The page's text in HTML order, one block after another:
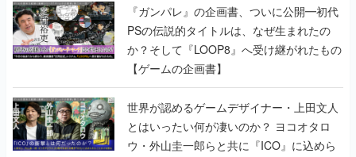
『ガンパレ』の企画書、ついに公開━初代
PSの伝説的タイトルは、なぜ生まれたの
か？そして『LOOP8』へ受け継がれたもの
【ゲームの企画書】
世界が認めるゲームデザイナー・上田文人
とはいったい何が凄いのか？ ヨコオタロ
ウ・外山圭一郎らと共に『ICO』に込めら